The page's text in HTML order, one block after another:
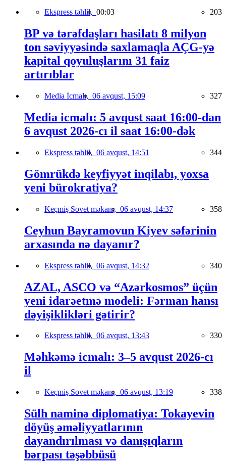
Ekspress təhlil, 00:03 203
BP və tərəfdaşları hasilatı 8 milyon
ton səviyyəsində saxlamaqla AÇG-yə
kapital qoyuluşlarını 31 faiz
artırıblar
Media İcmalı, 06 avqust, 15:09 327
Media icmalı: 5 avqust saat 16:00-dan
6 avqust 2026-cı il saat 16:00-dək
Ekspress təhlil, 06 avqust, 14:51 344
Gömrükdə keyfiyyət inqilabı, yoxsa
yeni bürokratiya?
Keçmiş Sovet məkanı, 06 avqust, 14:37 358
Ceyhun Bayramovun Kiyev səfərinin
arxasında nə dayanır?
Ekspress təhlil, 06 avqust, 14:32 340
AZAL, ASCO və “Azərkosmos” üçün
yeni idarəetmə modeli: Fərman hansı
dəyişiklikləri gətirir?
Ekspress təhlil, 06 avqust, 13:43 330
Məhkəmə icmalı: 3–5 avqust 2026-cı
il
Keçmiş Sovet məkanı, 06 avqust, 13:19 338
Sülh naminə diplomatiya: Tokayevin
döyüş əməliyyatlarının
dayandırılması və danışıqların
bərpası təşəbbüsü